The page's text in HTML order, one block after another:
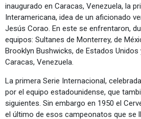
inaugurado en Caracas, Venezuela, la
Interamericana, idea de un aficionado
Jesús Corao. En este se enfrentaron,
equipos: Sultanes de Monterrey, de
Brooklyn Bushwicks, de Estados Unidos
Caracas, Venezuela.
La primera Serie Internacional,
por el equipo estadounidense, que
siguientes. Sin embargo en 1950 el
el último de esos campeonatos que se